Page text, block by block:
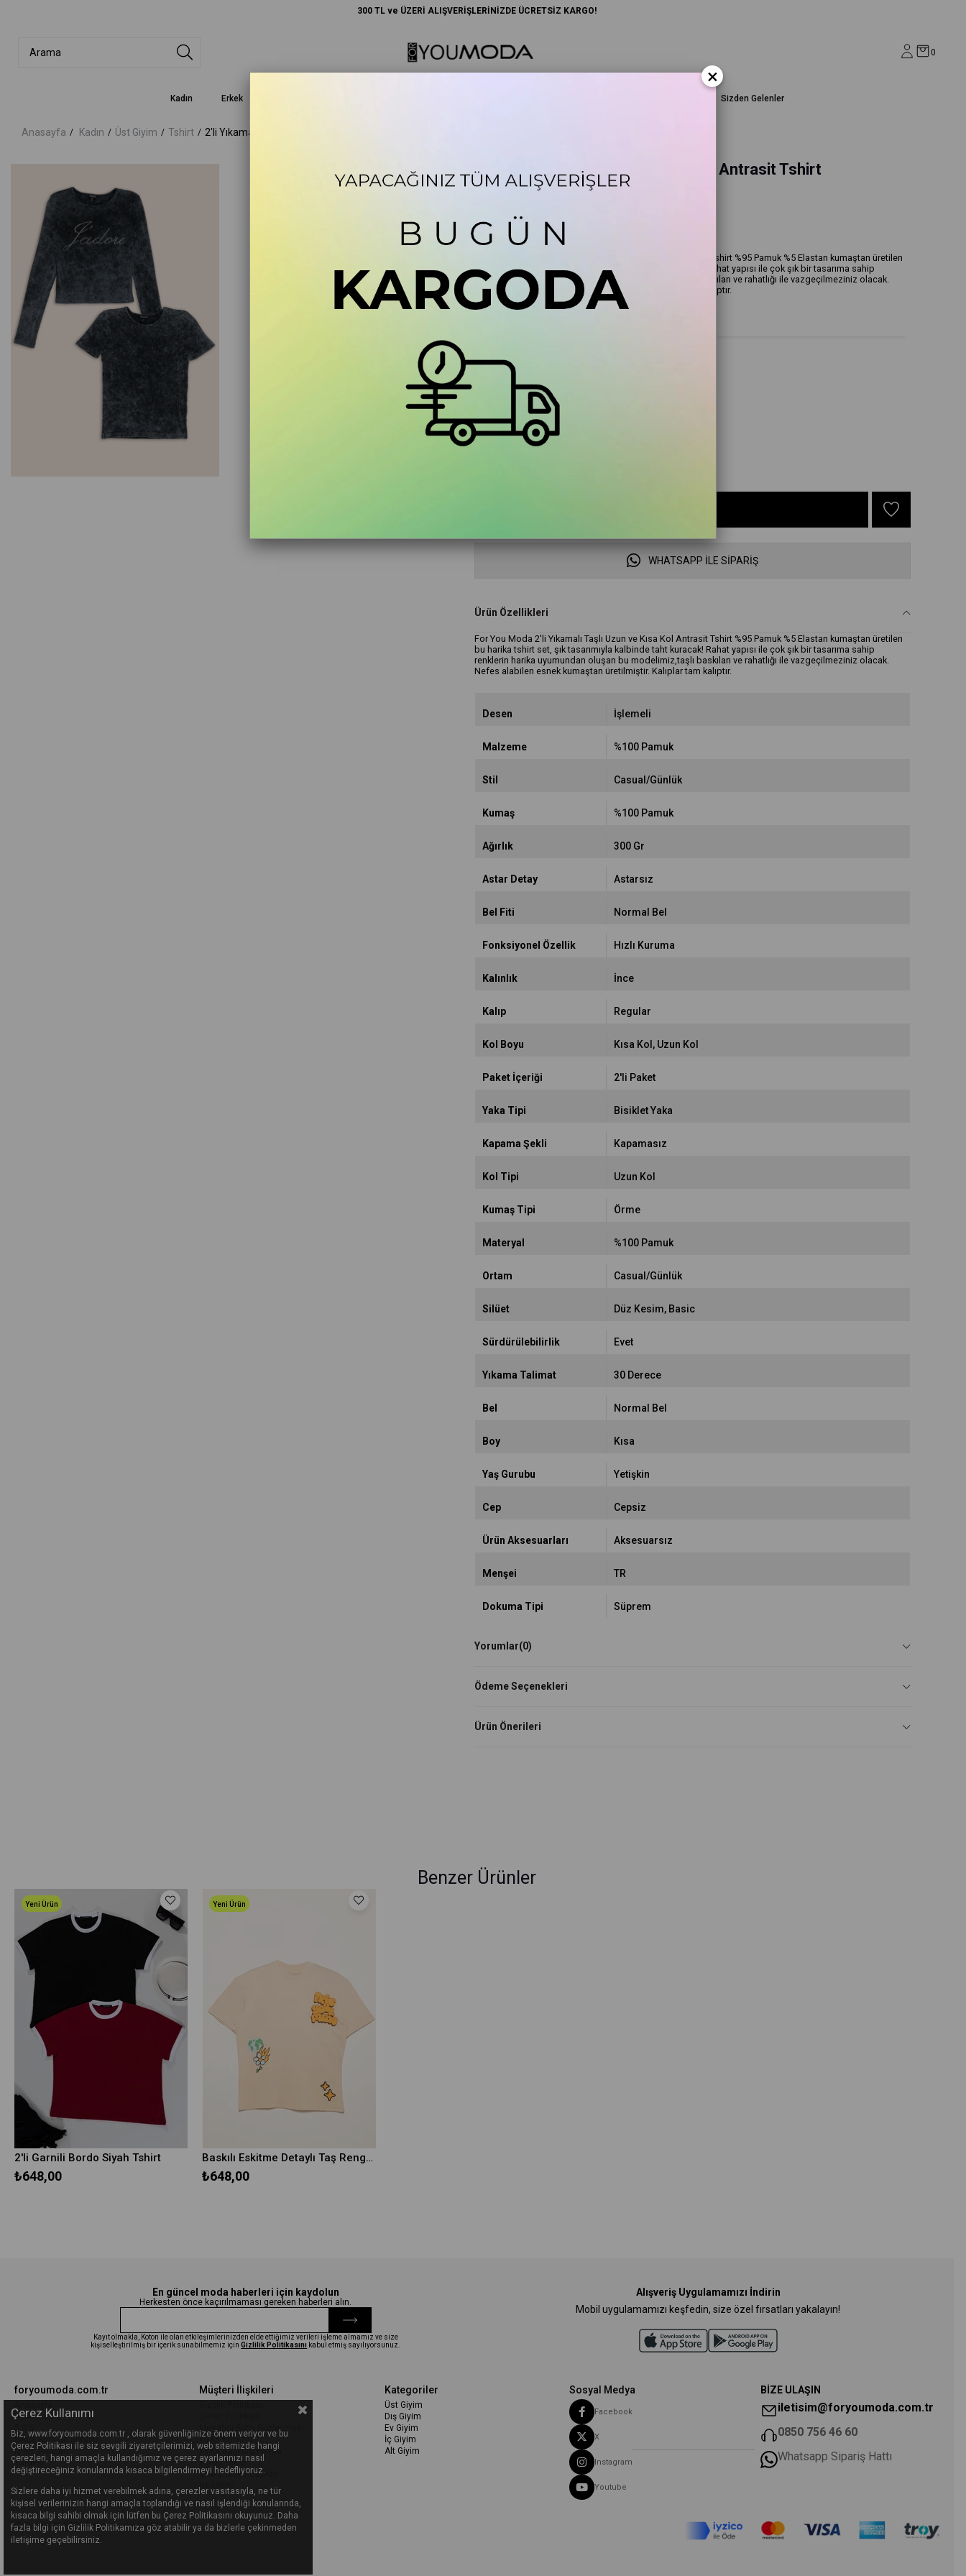
300 TL ve ÜZERİ ALIŞVERİŞLERİNİZDE ÜCRETSİZ KARGO!
0
Kadın Erkek Sizden Gelenler
Anasayfa Kadın Üst Giyim Tshirt 2'li Yıkamalı Taşlı Uzun ve Kısa Kol Antrasit Tshirt
2'li Yıkamalı Taşlı Uzun ve Kısa Kol Antrasit Tshirt
(S283
+DAHA FAZLA TSHIRT
Marka For You Moda
For You Moda 2'li Yıkamalı Taşlı Uzun ve Kısa Kol Antrasit Tshirt %95 Pamuk %5 Elastan kumaştan üretilen
bu harika tshirt set, şık tasarımıyla kalbinde taht kuracak! Rahat yapısı ile çok şık bir tasarıma sahip
renklerin harika uyumundan oluşan bu modelimiz,taşlı baskıları ve rahatlığı ile vazgeçilmeziniz olacak.
Nefes alabilen esnek kumaştan üretilmiştir. Kalıplar tam kalıptır.
₺648,00
Renk
2XL
WHATSAPP İLE SİPARİŞ
Ürün Özellikleri
For You Moda 2'li Yıkamalı Taşlı Uzun ve Kısa Kol Antrasit Tshirt %95 Pamuk %5 Elastan kumaştan üretilen
bu harika tshirt set, şık tasarımıyla kalbinde taht kuracak! Rahat yapısı ile çok şık bir tasarıma sahip
renklerin harika uyumundan oluşan bu modelimiz,taşlı baskıları ve rahatlığı ile vazgeçilmeziniz olacak.
Nefes alabilen esnek kumaştan üretilmiştir. Kalıplar tam kalıptır.
Desen İşlemeli
Malzeme %100 Pamuk
Stil Casual/Günlük
Kumaş %100 Pamuk
Ağırlık 300 Gr
Astar Detay Astarsız
Bel Fiti Normal Bel
Fonksiyonel Özellik Hızlı Kuruma
Kalınlık İnce
Kalıp Regular
Kol Boyu Kısa Kol Uzun Kol
Paket İçeriği 2'li Paket
Yaka Tipi Bisiklet Yaka
Kapama Şekli Kapamasız
Kol Tipi Uzun Kol
Kumaş Tipi Örme
Materyal %100 Pamuk
Ortam Casual/Günlük
Silüet Düz Kesim Basic
Sürdürülebilirlik Evet
Yıkama Talimat 30 Derece
Bel Normal Bel
Boy Kısa
Yaş Gurubu Yetişkin
Cep Cepsiz
Ürün Aksesuarları Aksesuarsız
Menşei TR
Dokuma Tipi Süprem
Yorumlar(0)
Ödeme Seçenekleri
Ürün Önerileri
Benzer Ürünler
2'li Garnili Bordo Siyah Tshirt
Yeni Ürün
₺648,00
Baskılı Eskitme Detaylı Taş Rengi Tshirt
Yeni Ürün
₺648,00
En güncel moda haberleri için kaydolun
Herkesten önce kaçırılmaması gereken haberleri alın.
Kayıt olmakla, Koton ile olan etkileşimlerinizden elde ettiğimiz verileri işleme almamız ve size
kişiselleştirilmiş bir içerik sunabilmemiz içinGizlilik Politikasını kabul etmiş sayılıyorsunuz.
Alışveriş Uygulamamızı İndirin
Mobil uygulamamızı keşfedin, size özel fırsatları yakalayın!
foryoumoda.com.tr
Hakkımızda
Sıkça Sorulan Sorular
İşlem Rehberi
Yardım
Müşteri İlişkileri
Mesafeli Satış Sözleşmesi
KVKK Kanunu
KVKK Başvuru Formu
Kargo Takip
İptal & İade Koşulları
Hesabım
Kategoriler
Üst Giyim
Dış Giyim
Ev Giyim
İç Giyim
Alt Giyim
Sosyal Medya
Facebook
X
Instagram
Youtube
BİZE ULAŞIN
iletisim@foryoumoda.com.tr
0850 756 46 60
Whatsapp Sipariş Hattı
© Copyright 2026 foryoumoda.com.tr
Çerez Kullanımı
Biz, www.foryoumoda.com.tr , olarak güvenliğinize önem veriyor ve bu
Çerez Politikası ile siz sevgili ziyaretçilerimizi, web sitemizde hangi
çerezleri, hangi amaçla kullandığımız ve çerez ayarlarınızı nasıl
değiştireceğiniz konularında kısaca bilgilendirmeyi hedefliyoruz.
Sizlere daha iyi hizmet verebilmek adına, çerezler vasıtasıyla, ne tür
kişisel verilerinizin hangi amaçla toplandığı ve nasıl işlendiği konularında,
kısaca bilgi sahibi olmak için lütfen bu Çerez Politikasını okuyunuz. Daha
fazla bilgi için Gizlilik Politikamıza göz atabilir ya da bizlerle çekinmeden
iletişime geçebilirsiniz.
×